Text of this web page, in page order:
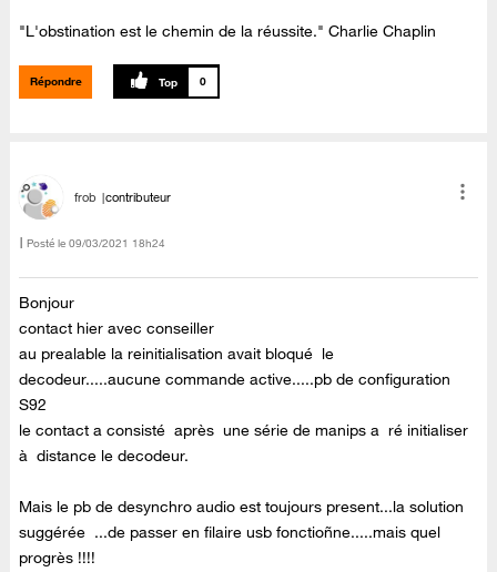
"L'obstination est le chemin de la réussite." Charlie Chaplin
Répondre 0
frob contributeur
Posté le ‎09/03/2021 18h24
Bonjour
contact hier avec conseiller
au prealable la reinitialisation avait bloqué le
decodeur.....aucune commande active.....pb de configuration
S92
le contact a consisté après une série de manips a ré initialiser
à distance le decodeur.
Mais le pb de desynchro audio est toujours present...la solution
suggérée ...de passer en filaire usb fonctioñne.....mais quel
progrès !!!!